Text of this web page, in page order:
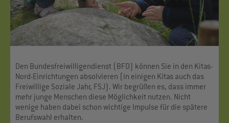
Den Bundesfreiwilligendienst (BFD) können Sie in den Kitas-
Nord-Einrichtungen absolvieren (in einigen Kitas auch das
Freiwillige Soziale Jahr, FSJ). Wir begrüßen es, dass immer
mehr junge Menschen diese Möglichkeit nutzen. Nicht
wenige haben dabei schon wichtige Impulse für die spätere
Berufswahl erhalten.